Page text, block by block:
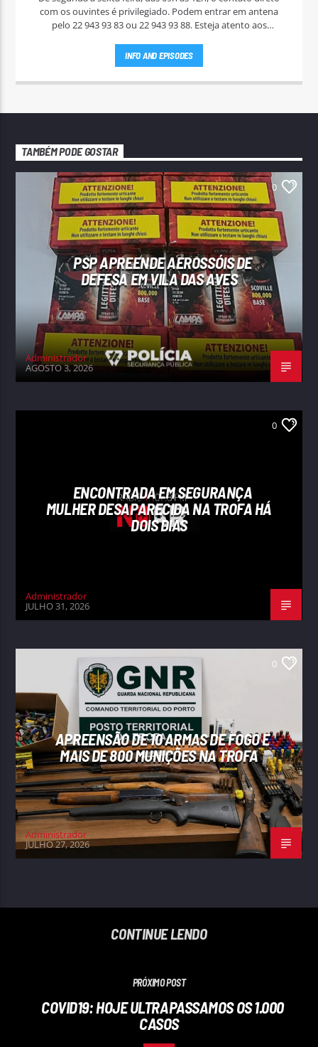
com os ouvintes é privilegiado. Podem entrar em antena
pelo 22 943 93 83 ou 22 943 93 88. Esteja atento aos
INFO AND EPISODES
TAMBÉM PODE GOSTAR
0
PSP APREENDE AEROSSÓIS DE
DEFESA EM VILA DAS AVES
Administrador
AGOSTO 3, 2026
0
ENCONTRADA EM SEGURANÇA
MULHER DESAPARECIDA NA TROFA HÁ
DOIS DIAS
Administrador
JULHO 31, 2026
0
APREENSÃO DE 10 ARMAS DE FOGO E
MAIS DE 800 MUNIÇÕES NA TROFA
Administrador
JULHO 27, 2026
CONTINUE LENDO
PRÓXIMO POST
COVID19: HOJE ULTRAPASSAMOS OS 1.000
CASOS